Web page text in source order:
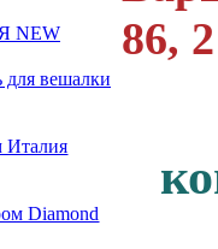
NEW
вешалки
Италия
Diamond
86,